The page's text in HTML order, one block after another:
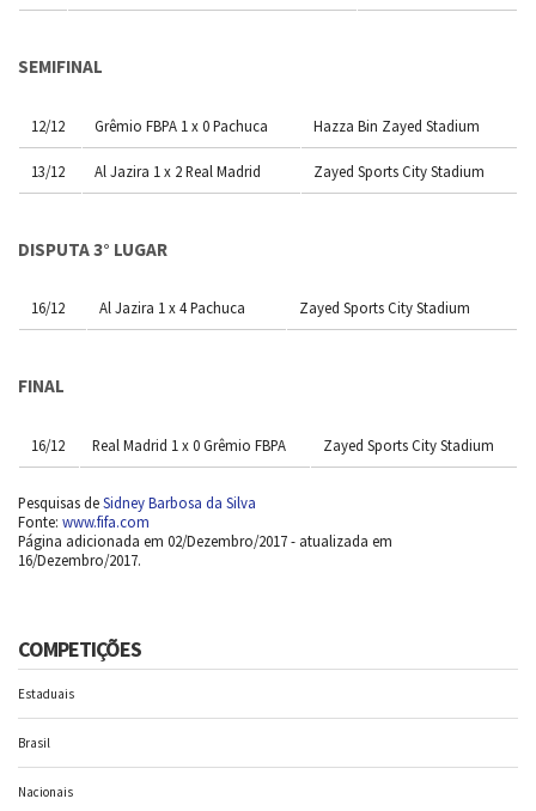
SEMIFINAL
12/12 Grêmio FBPA 1 x 0 Pachuca Hazza Bin Zayed Stadium
13/12 Al Jazira 1 x 2 Real Madrid Zayed Sports City Stadium
DISPUTA 3° LUGAR
16/12 Al Jazira 1 x 4 Pachuca Zayed Sports City Stadium
FINAL
16/12 Real Madrid 1 x 0 Grêmio FBPA Zayed Sports City Stadium
Pesquisas deSidney Barbosa da Silva
Fonte: www.fifa.com
Página adicionada em 02/Dezembro/2017 - atualizada em
16/Dezembro/2017.
COMPETIÇÕES
Estaduais
Brasil
Nacionais